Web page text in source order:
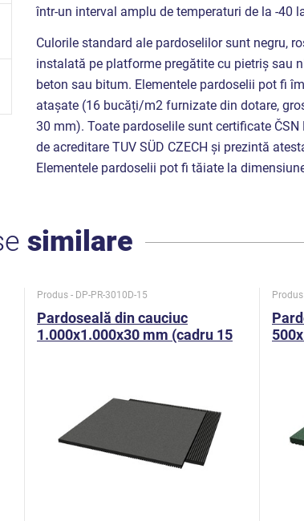
într-un interval amplu de temperaturi de la -40
Culorile standard ale pardoselilor sunt negru,
instalată pe platforme pregătite cu pietriș sau
beton sau bitum. Elementele pardoselii pot fi
atașate (16 bucăți/m2 furnizate din dotare,
30 mm). Toate pardoselile sunt certificate
de acreditare TUV SÜD CZECH și prezintă
Elementele pardoselii pot fi tăiate la
similare
Produs - DP-PR-3010D-15
Pardoseală din cauciuc
1.000x1.000x30 mm (cadru 15